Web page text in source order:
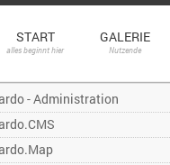
START
alles beginnt hier
GALERIE
Nutzende
- Administration